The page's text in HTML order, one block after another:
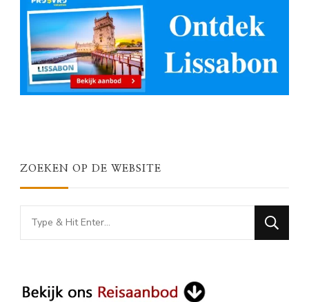
ZOEKEN OP DE WEBSITE
Looking
for